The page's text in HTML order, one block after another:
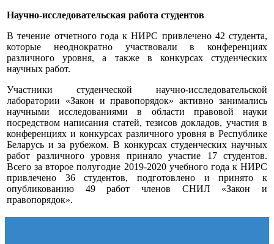
Научно-исследовательская работа студентов
В течение отчетного года к НИРС привлечено 42 студента,
которые неоднократно участвовали в конференциях
различного уровня, а также в конкурсах студенческих
научных работ.
Участники студенческой научно-исследовательской
лаборатории «Закон и правопорядок» активно занимались
научными исследованиями в области правовой науки
посредством написания статей, тезисов докладов, участия в
конференциях и конкурсах различного уровня в Республике
Беларусь и за рубежом. В конкурсах студенческих научных
работ различного уровня приняло участие 17 студентов.
Всего за второе полугодие 2019-2020 учебного года к НИРС
привлечено 36 студентов, подготовлено и принято к
опубликованию 49 работ членов СНИЛ «Закон и
правопорядок».